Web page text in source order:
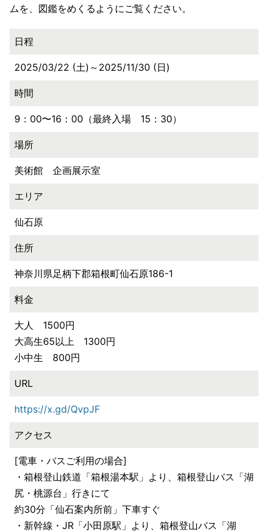
ムを、図鑑をめくるようにご覧ください。
日程
2025/03/22 (土)～2025/11/30 (日)
時間
9：00〜16：00（最終入場 15：30）
場所
美術館 企画展示室
エリア
仙石原
住所
神奈川県足柄下郡箱根町仙石原186-1
料金
大人 1500円
大高生65以上 1300円
小中生 800円
URL
https://x.gd/QvpJF
アクセス
[電車・バスご利用の場合]
・箱根登山鉄道「箱根湯本駅」より、箱根登山バス「湖
尻・桃源台」行きにて
約30分「仙石案内所前」下車すぐ
・新幹線・JR「小田原駅」より、箱根登山バス「湖